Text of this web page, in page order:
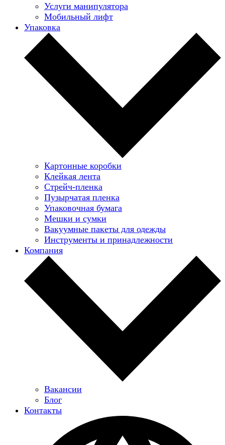
Услуги манипулятора
Мобильный лифт
Упаковка
Картонные коробки
Клейкая лента
Стрейч-пленка
Пузырчатая пленка
Упаковочная бумага
Мешки и сумки
Вакуумные пакеты для одежды
Инструменты и принадлежности
Компания
Вакансии
Блог
Контакты